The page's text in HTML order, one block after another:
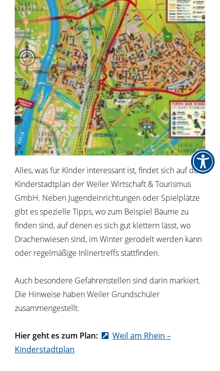
Alles, was für Kinder interessant ist, findet sich auf dem
Kinderstadtplan der Weiler Wirtschaft & Tourismus
GmbH. Neben Jugendeinrichtungen oder Spielplätze
gibt es spezielle Tipps, wo zum Beispiel Bäume zu
finden sind, auf denen es sich gut klettern lässt, wo
Drachenwiesen sind, im Winter gerodelt werden kann
oder regelmäßige Inlinertreffs stattfinden.
Auch besondere Gefahrenstellen sind darin markiert.
Die Hinweise haben Weiler Grundschüler
zusammengestellt.
Hier geht es zum Plan:
Weil am Rhein –
Kinderstadtplan